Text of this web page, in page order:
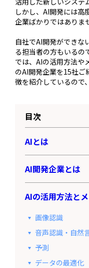
しかし、AI開発には高
企業ばかりではありま
自社でAI開発ができな
る担当者の方もいるの
では、AIの活用方法や
のAI開発企業を15社ご
徴を紹介しているので
目次
AIとは
AI開発企業とは
AIの活用方法と
画像認識
音声認識・自然
予測
データの最適化